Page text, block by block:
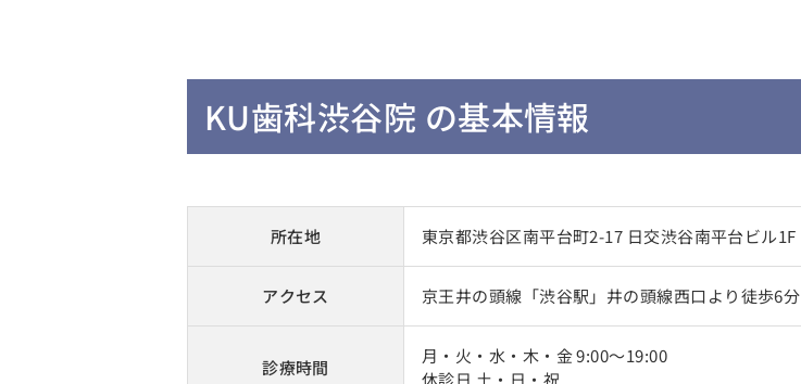
KU歯科渋谷院 の基本情報
所在地 東京都渋谷区南平台町2-17 日交渋谷南平台ビル1F
アクセス 京王井の頭線「渋谷駅」井の頭線西口より徒歩6分
診療時間
月・火・水・木・金 9:00～19:00